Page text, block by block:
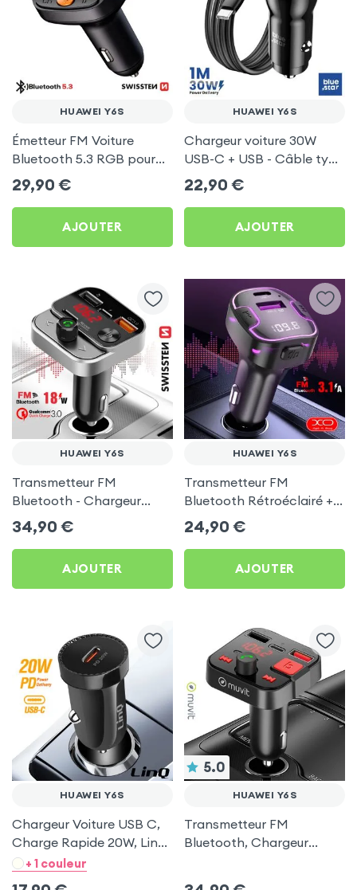
HUAWEI Y6S
Émetteur FM Voiture
Bluetooth 5.3 RGB pour
Huawei Y6S
29,90 €
AJOUTER
HUAWEI Y6S
Chargeur voiture 30W
USB-C + USB - Câble type
C 60W Blue Star pour
Huawei Y6S
22,90 €
AJOUTER
HUAWEI Y6S
Transmetteur FM
Bluetooth - Chargeur
Voiture USB C + USB -
Swissten
34,90 €
AJOUTER
HUAWEI Y6S
Transmetteur FM
Bluetooth Rétroéclairé +
Chargeur Voiture USB C
et USB - XO
24,90 €
AJOUTER
HUAWEI Y6S
Chargeur Voiture USB C,
Charge Rapide 20W, LinQ
- Noir pour Huawei Y6S
+ 1 couleur
5.0
HUAWEI Y6S
Transmetteur FM
Bluetooth, Chargeur